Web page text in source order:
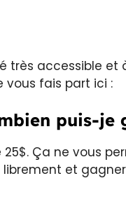
très accessible
vous fais part ici :
puis-je
Ça ne vous
et